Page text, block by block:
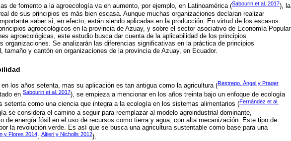
de fomento a la agroecología va en aumento, por ejemplo, en Latinoamérica (Sabourin et al. 2017), la
de sus principios es más bien escasa. Aunque muchas organizaciones declaran realizar
saber si, en efecto, están siendo aplicadas en la producción. En virtud de los escasos
agroecológicos en la provincia de Azuay, y sobre el sector asociativo de Economía Popular
agroecológicas, este estudio busca dar cuenta de la aplicabilidad de los principios
organizaciones. Se analizarán las diferencias significativas en la práctica de principios
tamaño y cantón en organizaciones de la provincia de Azuay, en Ecuador.
los años setenta, mas su aplicación es tan antigua como la agricultura (Restrepo, Ángel y Prager
en Sabourin et al. 2017), se empieza a mencionar en los años treinta bajo un enfoque de ecología
setenta como una ciencia que integra a la ecología en los sistemas alimentarios (Fernández et al.
se considera el camino a seguir para reemplazar al modelo agroindustrial dominante,
de energía fósil en el uso de recursos como tierra y agua, con alta mecanización. Este tipo de
la revolución verde. Es así que se busca una agricultura sustentable como base para una
y Flores 2014; Altieri y Nicholls 2012).